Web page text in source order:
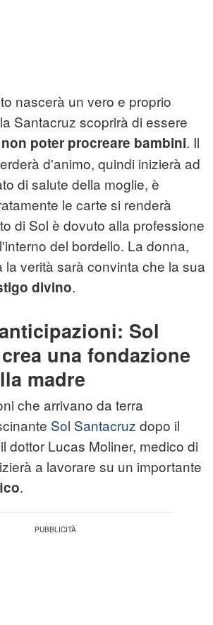
nascerà un vero e proprio
Santacruz scoprirà di essere
non poter procreare bambini. Il
d'animo, quindi inizierà ad
di salute della moglie, è
le carte si renderà
di Sol è dovuto alla professione
del bordello. La donna,
la verità sarà convinta che la sua
divino.
Sol
una fondazione
madre
che arrivano da terra
Sol Santacruz dopo il
dottor Lucas Moliner, medico di
a lavorare su un importante
.